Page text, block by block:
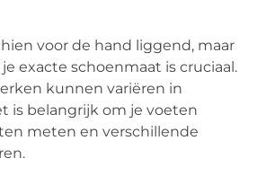
voor de hand liggend, maar
exacte schoenmaat is cruciaal.
kunnen variëren in
is belangrijk om je voeten
meten en verschillende